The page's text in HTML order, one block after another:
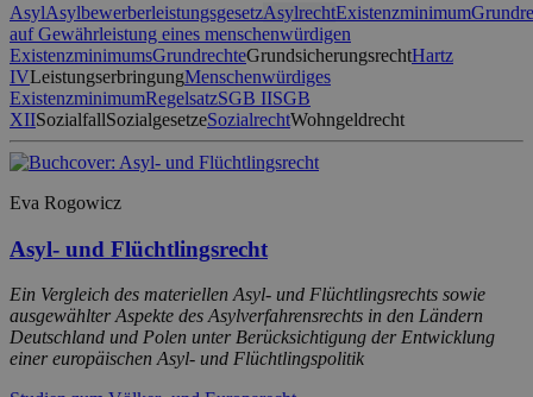
AsylAsylbewerberleistungsgesetzAsylrechtExistenzminimum
auf Gewährleistung eines menschenwürdigen
ExistenzminimumsGrundrechteGrundsicherungsrechtHartz
IVLeistungserbringungMenschenwürdiges
ExistenzminimumRegelsatzSGB IISGB
XIISozialfallSozialgesetzeSozialrechtWohngeldrecht
Eva Rogowicz
Asyl- und Flüchtlingsrecht
Ein Vergleich des materiellen Asyl- und Flüchtlingsrechts sowie
ausgewählter Aspekte des Asylverfahrensrechts in den Ländern
Deutschland und Polen unter Berücksichtigung der Entwicklung
einer europäischen Asyl- und Flüchtlingspolitik